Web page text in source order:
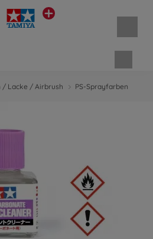
/ Lacke / Airbrush PS-Sprayfarben